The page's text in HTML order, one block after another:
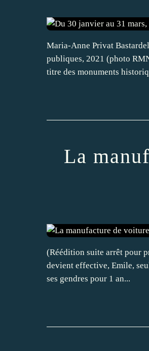
Maria-Anne Privat
publiques, 2021 (photo
titre des monuments
La
(Réédition suite arrêt pour
devient effective, Emile,
ses gendres pour 1 an...